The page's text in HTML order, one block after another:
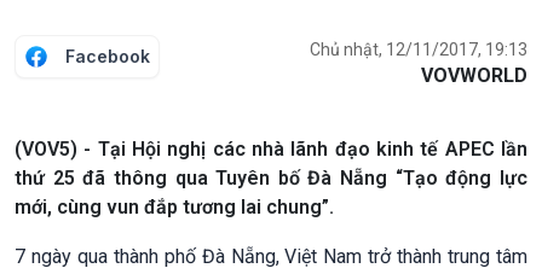
Facebook Chủ nhật, 12/11/2017, 19:13
VOVWORLD
(VOV5) - Tại Hội nghị các nhà lãnh đạo kinh tế APEC lần
thứ 25 đã thông qua Tuyên bố Đà Nẵng “Tạo động lực
mới, cùng vun đắp tương lai chung”.
7 ngày qua thành phố Đà Nẵng, Việt Nam trở thành trung tâm